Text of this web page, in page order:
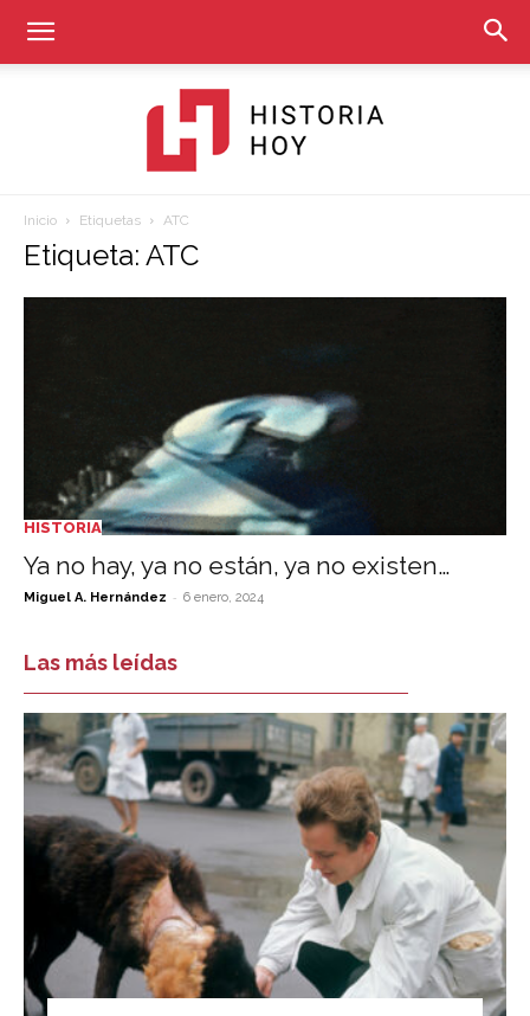
Inicio Etiquetas ATC
Etiqueta: ATC
HISTORIA
Ya no hay, ya no están, ya no existen…
Miguel A. Hernández - 6 enero, 2024
Las más leídas